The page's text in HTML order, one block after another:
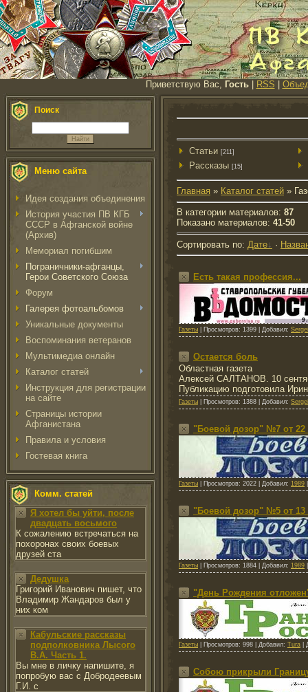
Приветствую Вас, Гость| RSS
Поиск
Меню сайта
Идея создания объединения
История участия ПВ КГБ
СССР в Афганской войне
(Архив)
Мемориал погибшим
Пограничники-афганцы,
Герои Советского Союза
Форум
Галерея фотоальбомов
Уникальные документы
Воспоминания ветеранов
Мультимедиа онлайн
Каталог статей
Инструкция для регистрации
на сайте
Страницы истории
Афганистана
Правила и условия
Гостевая книга
Комм. статей
Я хотел бы уйти, после
двадцать восьмого
К сожалению встречаться на
похоронах своих боевых
друзей ста
Дедушка
Григорий Иванович пишет, что
Владимир Жандаров был у
них ком
Кабульские рассказы
подполковника Лысого
В.А. Часть 1.
Вы мне в личку напишите, я
попробую вас с Добродеевым
Г.И. с
Cтатьи [211]
Рассказы [15]
Главная » Каталог статей »
В категории материалов: 87
Показано материалов: 41-50
Сортировать по: Дате ·
Есть такая профессия...
Газеты Просмотров: 1399 Добавил: Sergei
Остается боль
Областная газета
Алексей САЛТАНОВ. 10
Публикацию подготовила
Газеты Просмотров: 1388 Добавил: Sergei
"Боевой дозор" №7 от 22
Газеты Просмотров: 2022 Добавил: 1989
"Боевой дозор" №5 от 13
Газеты Просмотров: 1884 Добавил: 1989
"День Рождения
Газеты Просмотров: 998 Добавил: Tura
Собою прикрыли